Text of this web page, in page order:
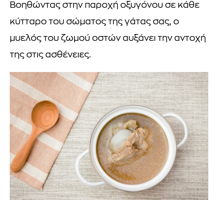
Βοηθώντας στην παροχή οξυγόνου σε κάθε
κύτταρο του σώματος της γάτας σας, ο
μυελός του ζωμού οστών αυξάνει την αντοχή
της στις ασθένειες.